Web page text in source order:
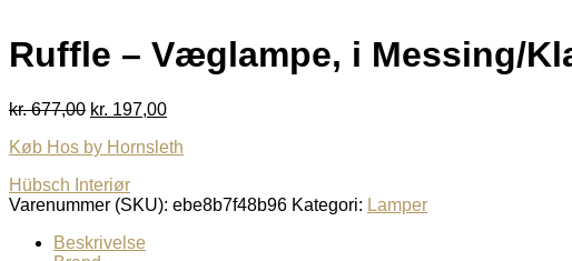
Ruffle – Væglampe, i Messing/
kr.677,00 Den
pris
kr. 677,00.
kr. 197,00Den
pris
Køb Hos by Hornsleth
Hübsch Interiør
Varenummer (SKU): ebe8b7f48b96 Kategori: Lamper
Beskrivelse